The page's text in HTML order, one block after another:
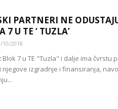
PARTNERI NE
7 U TE ‘ TUZLA’
10/2018
Blok 7 u TE "Tuzla" i dalje ima čvrstu
njegove izgradnje i finansiranja,